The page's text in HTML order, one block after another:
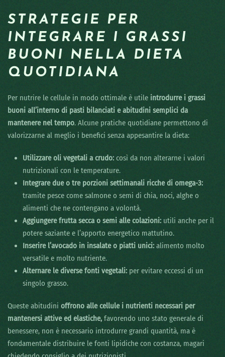
STRATEGIE PER
INTEGRARE I GRASSI
BUONI NELLA DIETA
QUOTIDIANA
Per nutrire le cellule in modo ottimale è utile introdurre i grassi
buoni all’interno di pasti bilanciati e abitudini semplici da
mantenere nel tempo. Alcune pratiche quotidiane permettono di
valorizzarne al meglio i benefici senza appesantire la dieta:
Utilizzare oli vegetali a crudo: così da non alterarne i valori
nutrizionali con le temperature.
Integrare due o tre porzioni settimanali ricche di omega-3:
tramite pesce come salmone o semi di chia, noci, alghe o
alimenti che ne contengano a volontà.
Aggiungere frutta secca o semi alle colazioni: utili anche per il
potere saziante e l’apporto energetico mattutino.
Inserire l’avocado in insalate o piatti unici: alimento molto
versatile e molto nutriente.
Alternare le diverse fonti vegetali: per evitare eccessi di un
singolo grasso.
Queste abitudini offrono alle cellule i nutrienti necessari per
mantenersi attive ed elastiche, favorendo uno stato generale di
benessere, non è necessario introdurre grandi quantità, ma è
fondamentale distribuire le fonti lipidiche con costanza, magari